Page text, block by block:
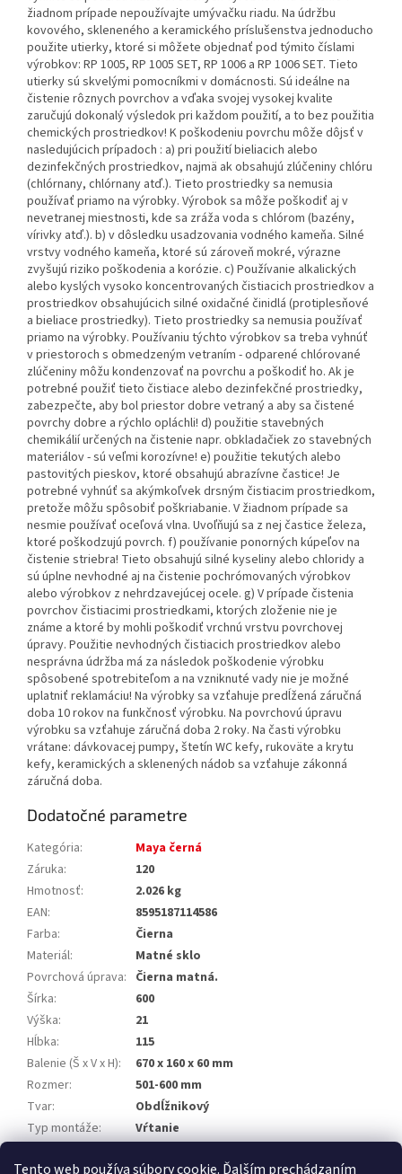
Tento web používa súbory cookie. Ďalším prechádzaním
žiadnom prípade nepoužívajte umývačku riadu. Na údržbu
kovového, skleneného a keramického príslušenstva jednoducho
použite utierky, ktoré si môžete objednať pod týmito číslami
výrobkov: RP 1005, RP 1005 SET, RP 1006 a RP 1006 SET. Tieto
utierky sú skvelými pomocníkmi v domácnosti. Sú ideálne na
čistenie rôznych povrchov a vďaka svojej vysokej kvalite
zaručujú dokonalý výsledok pri každom použití, a to bez použitia
chemických prostriedkov! K poškodeniu povrchu môže dôjsť v
nasledujúcich prípadoch : a) pri použití bieliacich alebo
dezinfekčných prostriedkov, najmä ak obsahujú zlúčeniny chlóru
(chlórnany, chlórnany atď.). Tieto prostriedky sa nemusia
používať priamo na výrobky. Výrobok sa môže poškodiť aj v
nevetranej miestnosti, kde sa zráža voda s chlórom (bazény,
vírivky atď.). b) v dôsledku usadzovania vodného kameňa. Silné
vrstvy vodného kameňa, ktoré sú zároveň mokré, výrazne
zvyšujú riziko poškodenia a korózie. c) Používanie alkalických
alebo kyslých vysoko koncentrovaných čistiacich prostriedkov a
prostriedkov obsahujúcich silné oxidačné činidlá (protiplesňové
a bieliace prostriedky). Tieto prostriedky sa nemusia používať
priamo na výrobky. Používaniu týchto výrobkov sa treba vyhnúť
v priestoroch s obmedzeným vetraním - odparené chlórované
zlúčeniny môžu kondenzovať na povrchu a poškodiť ho. Ak je
potrebné použiť tieto čistiace alebo dezinfekčné prostriedky,
zabezpečte, aby bol priestor dobre vetraný a aby sa čistené
povrchy dobre a rýchlo opláchli! d) použitie stavebných
chemikálií určených na čistenie napr. obkladačiek zo stavebných
materiálov - sú veľmi korozívne! e) použitie tekutých alebo
pastovitých pieskov, ktoré obsahujú abrazívne častice! Je
potrebné vyhnúť sa akýmkoľvek drsným čistiacim prostriedkom,
pretože môžu spôsobiť poškriabanie. V žiadnom prípade sa
nesmie používať oceľová vlna. Uvoľňujú sa z nej častice železa,
ktoré poškodzujú povrch. f) používanie ponorných kúpeľov na
čistenie striebra! Tieto obsahujú silné kyseliny alebo chloridy a
sú úplne nevhodné aj na čistenie pochrómovaných výrobkov
alebo výrobkov z nehrdzavejúcej ocele. g) V prípade čistenia
povrchov čistiacimi prostriedkami, ktorých zloženie nie je
známe a ktoré by mohli poškodiť vrchnú vrstvu povrchovej
úpravy. Použitie nevhodných čistiacich prostriedkov alebo
nesprávna údržba má za následok poškodenie výrobku
spôsobené spotrebiteľom a na vzniknuté vady nie je možné
uplatniť reklamáciu! Na výrobky sa vzťahuje predĺžená záručná
doba 10 rokov na funkčnosť výrobku. Na povrchovú úpravu
výrobku sa vzťahuje záručná doba 2 roky. Na časti výrobku
vrátane: dávkovacej pumpy, štetín WC kefy, rukoväte a krytu
kefy, keramických a sklenených nádob sa vzťahuje zákonná
záručná doba.
Dodatočné parametre
Kategória:
Maya černá
Záruka:
120
Hmotnosť:
2.026 kg
EAN:
8595187114586
Farba:
Čierna
Materiál:
Matné sklo
Povrchová úprava: Čierna matná.
Šírka:
600
Výška:
21
Hĺbka:
115
Balenie (Š x V x H):
670 x 160 x 60 mm
Rozmer:
501-600 mm
Tvar:
Obdĺžnikový
Typ montáže:
Vŕtanie